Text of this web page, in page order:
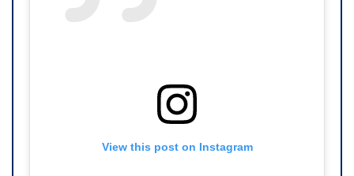
View this post on Instagram